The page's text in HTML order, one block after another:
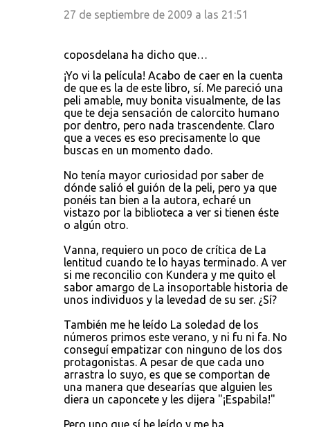
27 de septiembre de 2009 a las 21:51
coposdelana ha dicho que…
¡Yo vi la película! Acabo de caer en la cuenta
de que es la de este libro, sí. Me pareció una
peli amable, muy bonita visualmente, de las
que te deja sensación de calorcito humano
por dentro, pero nada trascendente. Claro
que a veces es eso precisamente lo que
buscas en un momento dado.
No tenía mayor curiosidad por saber de
dónde salió el guión de la peli, pero ya que
ponéis tan bien a la autora, echaré un
vistazo por la biblioteca a ver si tienen éste
o algún otro.
Vanna, requiero un poco de crítica de La
lentitud cuando te lo hayas terminado. A ver
si me reconcilio con Kundera y me quito el
sabor amargo de La insoportable historia de
unos individuos y la levedad de su ser. ¿Sí?
También me he leído La soledad de los
números primos este verano, y ni fu ni fa. No
conseguí empatizar con ninguno de los dos
protagonistas. A pesar de que cada uno
arrastra lo suyo, es que se comportan de
una manera que desearías que alguien les
diera un caponcete y les dijera "¡Espabila!"
Pero uno que sí he leído y me ha